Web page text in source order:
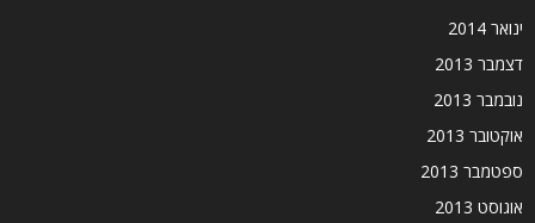
ינואר 2014
דצמבר 2013
נובמבר 2013
אוקטובר 2013
ספטמבר 2013
אוגוסט 2013